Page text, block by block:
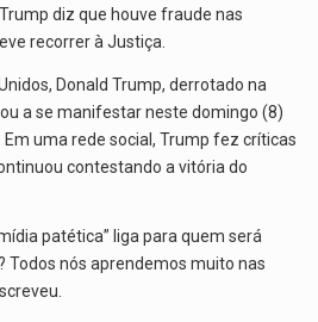
e
diz que houve fraude nas
recorrer à Justiça.
Donald Trump, derrotado na
a se manifestar neste domingo (8)
uma rede social, Trump fez críticas
contestando a vitória do
patética” liga para quem será
Todos nós aprendemos muito nas